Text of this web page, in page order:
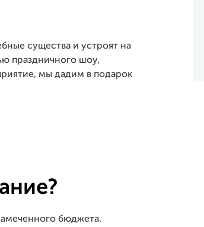
существа и устроят на
праздничного шоу,
мы дадим в подарок
бюджета.